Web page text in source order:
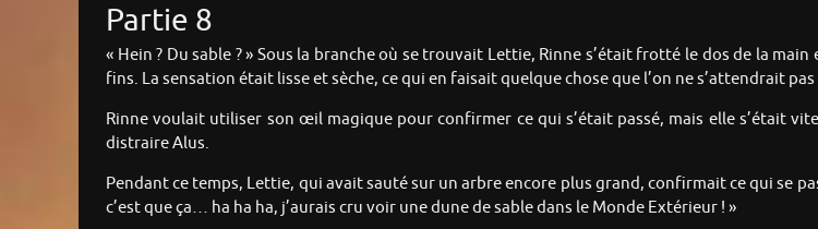
Partie 8
« Hein ? Du sable ? » Sous la branche où se trouvait Lettie, Rinne s’était frotté le dos de la
fins. La sensation était lisse et sèche, ce qui en faisait quelque chose que l’on ne s’attendrait
Rinne voulait utiliser son œil magique pour confirmer ce qui s’était passé, mais elle s’était
distraire Alus.
Pendant ce temps, Lettie, qui avait sauté sur un arbre encore plus grand, confirmait ce qui se
c’est que ça… ha ha ha, j’aurais cru voir une dune de sable dans le Monde Extérieur ! »